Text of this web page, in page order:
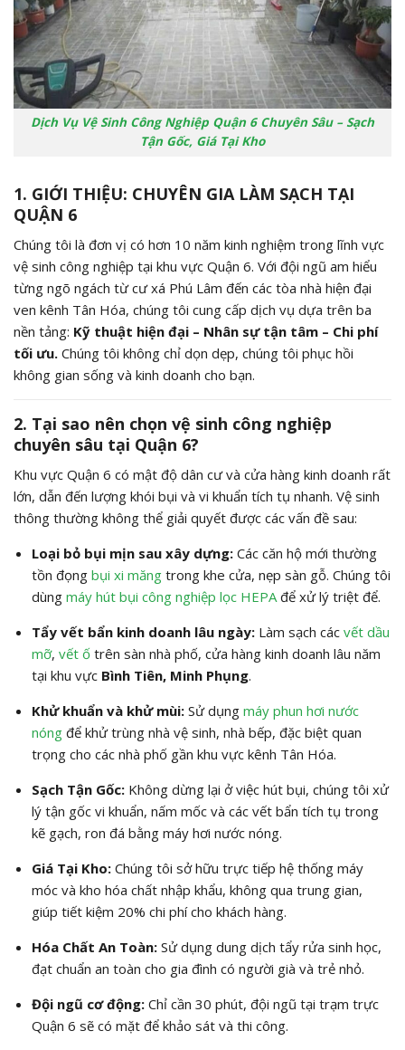
Dịch Vụ Vệ Sinh Công Nghiệp Quận 6 Chuyên Sâu – Sạch
Tận Gốc, Giá Tại Kho
1. GIỚI THIỆU: CHUYÊN GIA LÀM SẠCH TẠI
QUẬN 6
Chúng tôi là đơn vị có hơn 10 năm kinh nghiệm trong lĩnh vực
vệ sinh công nghiệp tại khu vực Quận 6. Với đội ngũ am hiểu
từng ngõ ngách từ cư xá Phú Lâm đến các tòa nhà hiện đại
ven kênh Tân Hóa, chúng tôi cung cấp dịch vụ dựa trên ba
nền tảng: Kỹ thuật hiện đại – Nhân sự tận tâm – Chi phí
tối ưu. Chúng tôi không chỉ dọn dẹp, chúng tôi phục hồi
không gian sống và kinh doanh cho bạn.
2. Tại sao nên chọn vệ sinh công nghiệp
chuyên sâu tại Quận 6?
Khu vực Quận 6 có mật độ dân cư và cửa hàng kinh doanh rất
lớn, dẫn đến lượng khói bụi và vi khuẩn tích tụ nhanh. Vệ sinh
thông thường không thể giải quyết được các vấn đề sau:
Loại bỏ bụi mịn sau xây dựng:Các căn hộ mới thường
tồn đọng bụi xi măngtrong khe cửa, nẹp sàn gỗ. Chúng tôi
dùng máy hút bụi công nghiệp lọc HEPAđể xử lý triệt để.
Tẩy vết bẩn kinh doanh lâu ngày:Làm sạch cácvết dầu
mỡ, vết ốtrên sàn nhà phố, cửa hàng kinh doanh lâu năm
tại khu vực Bình Tiên, Minh Phụng.
Khử khuẩn và khử mùi:Sử dụng máy phun hơi nước
nóngđể khử trùng nhà vệ sinh, nhà bếp, đặc biệt quan
trọng cho các nhà phố gần khu vực kênh Tân Hóa.
Sạch Tận Gốc:Không dừng lại ở việc hút bụi, chúng tôi xử
lý tận gốc vi khuẩn, nấm mốc và các vết bẩn tích tụ trong
kẽ gạch, ron đá bằng máy hơi nước nóng.
Giá Tại Kho:Chúng tôi sở hữu trực tiếp hệ thống máy
móc và kho hóa chất nhập khẩu, không qua trung gian,
giúp tiết kiệm 20% chi phí cho khách hàng.
Hóa Chất An Toàn:Sử dụng dung dịch tẩy rửa sinh học,
đạt chuẩn an toàn cho gia đình có người già và trẻ nhỏ.
Đội ngũ cơ động:Chỉ cần 30 phút, đội ngũ tại trạm trực
Quận 6 sẽ có mặt để khảo sát và thi công.